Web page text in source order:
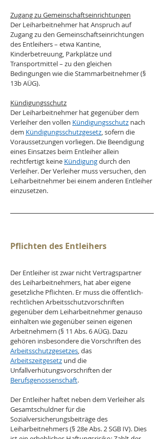
Zugang zu Gemeinschaftseinrichtungen
Der Leiharbeitnehmer hat Anspruch auf
Zugang zu den Gemeinschaftseinrichtungen
des Entleihers – etwa Kantine,
Kinderbetreuung, Parkplätze und
Transportmittel – zu den gleichen
Bedingungen wie die Stammarbeitnehmer (§
13b AÜG).
Kündigungsschutz
Der Leiharbeitnehmer hat gegenüber dem
Verleiher den vollen Kündigungsschutz nach
dem Kündigungsschutzgesetz, sofern die
Voraussetzungen vorliegen. Die Beendigung
eines Einsatzes beim Entleiher allein
rechtfertigt keine Kündigung durch den
Verleiher. Der Verleiher muss versuchen, den
Leiharbeitnehmer bei einem anderen Entleiher
einzusetzen.
Pflichten des Entleihers
Der Entleiher ist zwar nicht Vertragspartner
des Leiharbeitnehmers, hat aber eigene
gesetzliche Pflichten. Er muss die öffentlich-
rechtlichen Arbeitsschutzvorschriften
gegenüber dem Leiharbeitnehmer genauso
einhalten wie gegenüber seinen eigenen
Arbeitnehmern (§ 11 Abs. 6 AÜG). Dazu
gehören insbesondere die Vorschriften des
Arbeitsschutzgesetzes, das
Arbeitszeitgesetz und die
Unfallverhütungsvorschriften der
Berufsgenossenschaft.
Der Entleiher haftet neben dem Verleiher als
Gesamtschuldner für die
Sozialversicherungsbeiträge des
Leiharbeitnehmers (§ 28e Abs. 2 SGB IV). Dies